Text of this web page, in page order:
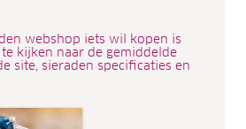
webshop iets wil kopen is
kijken naar de gemiddelde
site, sieraden specificaties en